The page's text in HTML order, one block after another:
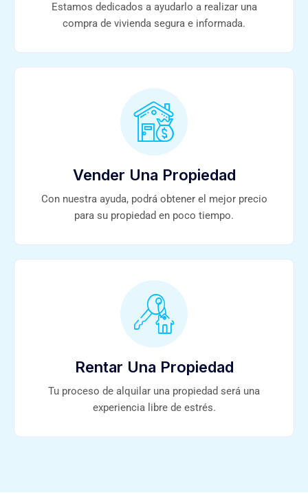
Estamos dedicados a ayudarlo a realizar una
compra de vivienda segura e informada.
Vender Una Propiedad
Con nuestra ayuda, podrá obtener el mejor precio
para su propiedad en poco tiempo.
Rentar Una Propiedad
Tu proceso de alquilar una propiedad será una
experiencia libre de estrés.